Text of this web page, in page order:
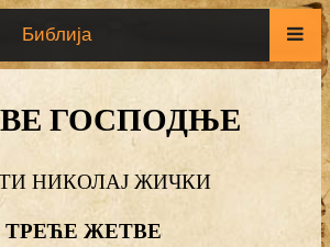
Библија
ГОСПОДЊЕ
НИКОЛАЈ ЖИЧКИ
ТРЕЋЕ ЖЕТВЕ